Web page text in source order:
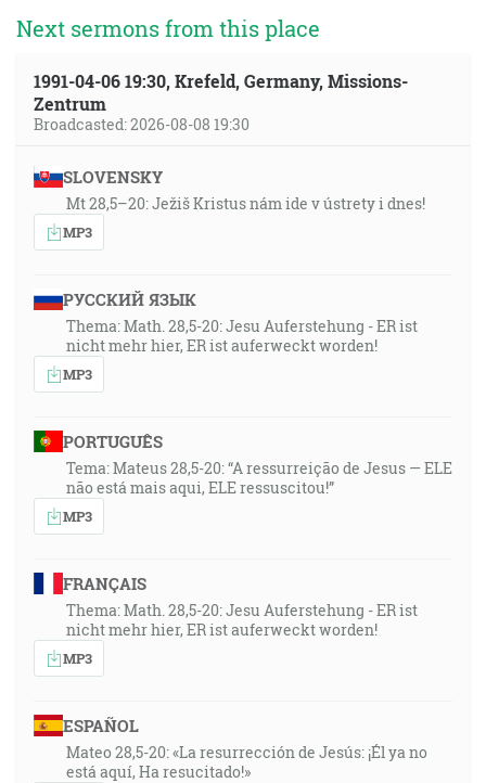
Next sermons from this place
1991-04-06 19:30, Krefeld, Germany, Missions-
Zentrum
Broadcasted: 2026-08-08 19:30
SLOVENSKY
Mt 28,5–20: Ježiš Kristus nám ide v ústrety i dnes!
MP3
РУССКИЙ ЯЗЫК
Thema: Math. 28,5-20: Jesu Auferstehung - ER ist
nicht mehr hier, ER ist auferweckt worden!
MP3
PORTUGUÊS
Tema: Mateus 28,5-20: “A ressurreição de Jesus — ELE
não está mais aqui, ELE ressuscitou!”
MP3
FRANÇAIS
Thema: Math. 28,5-20: Jesu Auferstehung - ER ist
nicht mehr hier, ER ist auferweckt worden!
MP3
ESPAÑOL
Mateo 28,5-20: «La resurrección de Jesús: ¡Él ya no
está aquí, Ha resucitado!»